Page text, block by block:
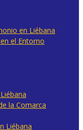
en Liébana
el Entorno
la Comarca
Liébana